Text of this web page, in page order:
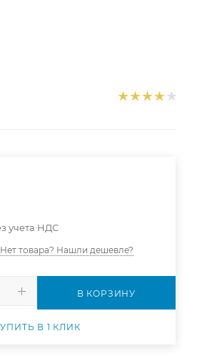
учета НДС
Нет товара? Нашли дешевле?
В КОРЗИНУ
В 1 КЛИК